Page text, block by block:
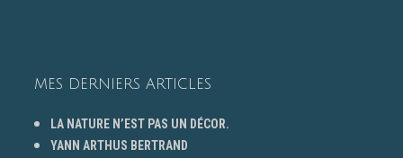
MES DERNIERS ARTICLES
LA NATURE N’EST PAS UN DÉCOR.
YANN ARTHUS BERTRAND